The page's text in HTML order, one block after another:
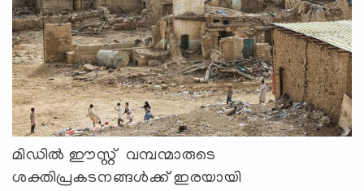
മിഡിൽ ഈസ്റ്റ്‌ വമ്പന്മാരുടെ
ശക്തിപ്രകടനങ്ങൾക്ക് ഇരയായി